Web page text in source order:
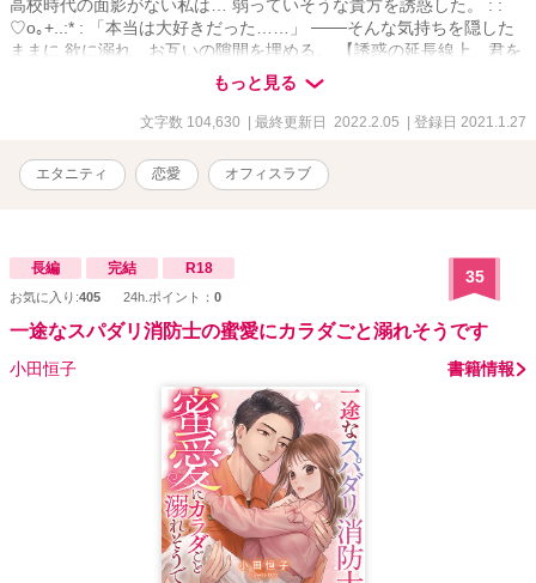
高校時代の面影がない私は… 弱っていそうな貴方を誘惑した。 : :
♡o｡+..:* : 「本当は大好きだった……」 ───そんな気持ちを隠した
ままに 欲に溺れ、お互いの隙間を埋める。 【誘惑の延長線上、君を
もっと見る
文字数 104,630 | 最終更新日 2022.2.05 | 登録日 2021.1.27
エタニティ 恋愛 オフィスラブ
長編 完結 R18
お気に入り:405 24h.ポイント： 0
35
一途なスパダリ消防士の蜜愛にカラダごと溺れそうです
小田恒子 書籍情報